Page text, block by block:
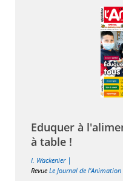
Eduquer à
à table !
I. Wackenier |
Revue Le Journal de